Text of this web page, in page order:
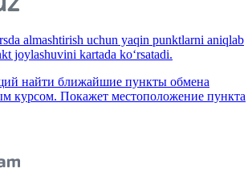
almashtirish uchun yaqin punktlarni aniqlab
joylashuvini kartada ko‘rsatadi.
найти ближайшие пункты обмена
курсом. Покажет местоположение пункта